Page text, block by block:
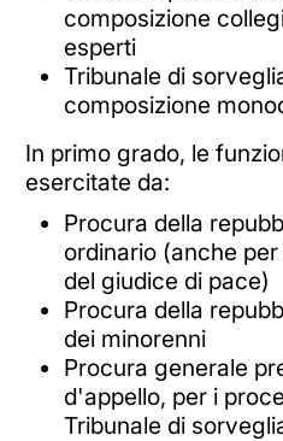
composizione
esperti
Tribunale di
composizione
In primo grado, le
esercitate da:
Procura della
ordinario (anche
del giudice di pace)
Procura della
dei minorenni
Procura generale
d'appello, per i
Tribunale di